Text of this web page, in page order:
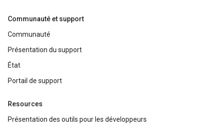
Communauté et support
Communauté
Présentation du support
État
Portail de support
Resources
Présentation des outils pour les développeurs